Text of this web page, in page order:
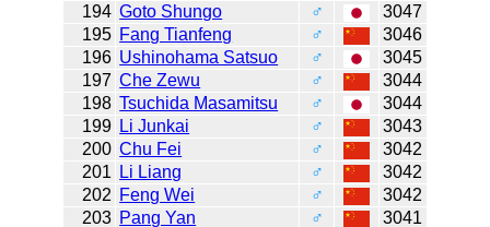
194 Goto Shungo ♂
3047
195 Fang Tianfeng ♂
3046
196 Ushinohama Satsuo ♂
3045
197 Che Zewu ♂
3044
198 Tsuchida Masamitsu ♂
3044
199 Li Junkai ♂
3043
200 Chu Fei ♂
3042
201
Li Liang ♂
3042
202 Feng Wei ♂
3042
203 Pang Yan ♂
3041